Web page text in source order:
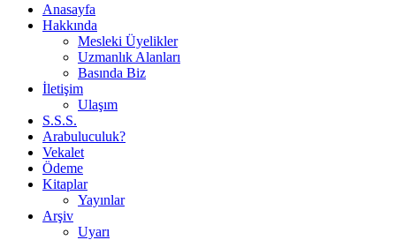
Anasayfa
Hakkında
Mesleki Üyelikler
Uzmanlık Alanları
Basında Biz
İletişim
Ulaşım
S.S.S.
Arabuluculuk?
Vekalet
Ödeme
Kitaplar
Yayınlar
Arşiv
Uyarı